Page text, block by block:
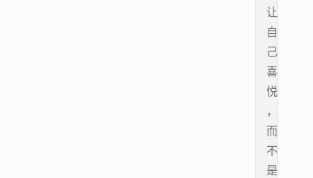
让
自
己
喜
悦
，
而
不
是